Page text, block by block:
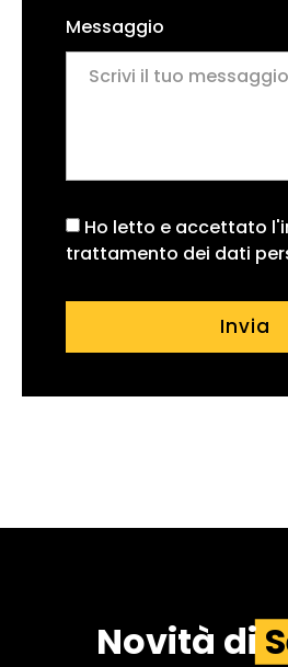
Messaggio
Ho letto e accettato
trattamento dei dati
Invia
Novità di